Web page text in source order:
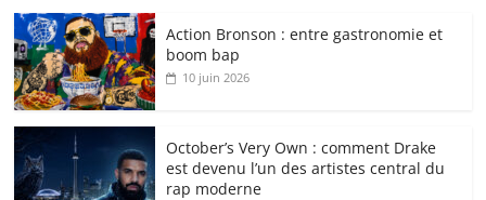
Action Bronson : entre gastronomie et
boom bap
10 juin 2026
October’s Very Own : comment Drake
est devenu l’un des artistes central du
rap moderne